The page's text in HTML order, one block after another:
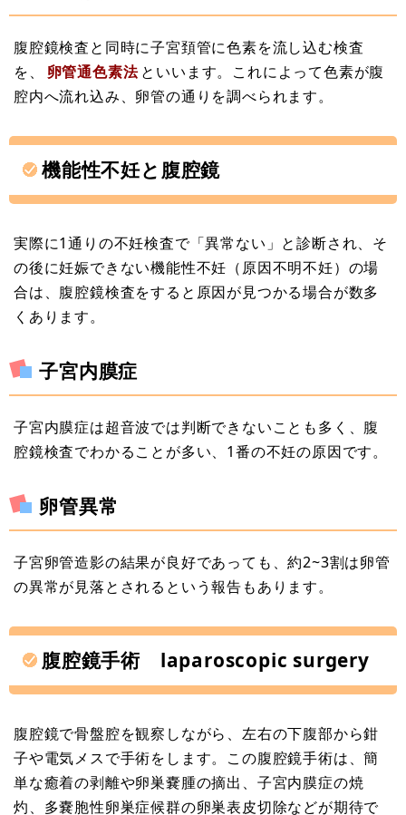
腹腔鏡検査と同時に子宮頚管に色素を流し込む検査
を、
卵管通色素法 といいます。これによって色素が腹
腔内へ流れ込み、卵管の通りを調べられます。
機能性不妊と腹腔鏡
実際に1通りの不妊検査で「異常ない」と診断され、そ
の後に妊娠できない機能性不妊（原因不明不妊）の場
合は、腹腔鏡検査をすると原因が見つかる場合が数多
くあります。
子宮内膜症
子宮内膜症は超音波では判断できないことも多く、腹
腔鏡検査でわかることが多い、1番の不妊の原因です。
卵管異常
子宮卵管造影の結果が良好であっても、約2~3割は卵管
の異常が見落とされるという報告もあります。
腹腔鏡手術 laparoscopic surgery
腹腔鏡で骨盤腔を観察しながら、左右の下腹部から鉗
子や電気メスで手術をします。この腹腔鏡手術は、簡
単な癒着の剥離や卵巣嚢腫の摘出、子宮内膜症の焼
灼、多嚢胞性卵巣症候群の卵巣表皮切除などが期待で